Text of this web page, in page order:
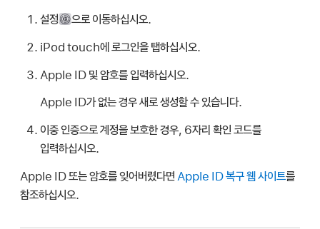
설정
으로 이동하십시오.
iPod touch에 로그인을 탭하십시오.
Apple ID 및 암호를 입력하십시오.
Apple ID가 없는 경우 새로 생성할 수 있습니다.
이중 인증으로 계정을 보호한 경우, 6자리 확인 코드를
입력하십시오.
Apple ID 또는 암호를 잊어버렸다면 Apple ID 복구 웹 사이트를
참조하십시오.